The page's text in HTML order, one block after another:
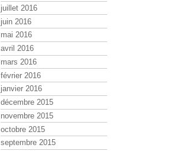
juillet 2016
juin 2016
mai 2016
avril 2016
mars 2016
février 2016
janvier 2016
décembre 2015
novembre 2015
octobre 2015
septembre 2015